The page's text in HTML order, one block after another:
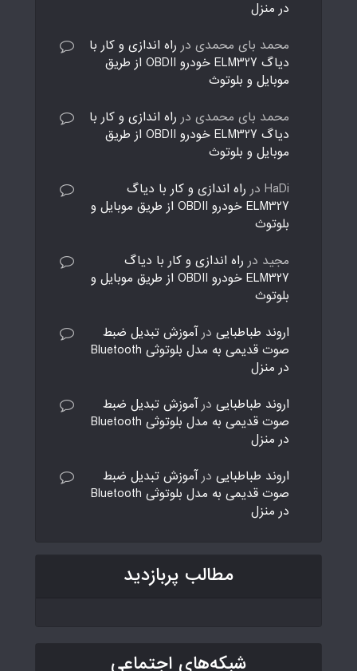
در منزل
محمد بای محمدی در راه اندازی و کار با
دیاگ ELM327 خودرو OBDII از طریق
موبایل و بلوتوث
محمد بای محمدی در راه اندازی و کار با
دیاگ ELM327 خودرو OBDII از طریق
موبایل و بلوتوث
HaDi در راه اندازی و کار با دیاگ
ELM327 خودرو OBDII از طریق موبایل و
بلوتوث
مجید در راه اندازی و کار با دیاگ
ELM327 خودرو OBDII از طریق موبایل و
بلوتوث
اروند طباطبایی در آموزش تبدیل ضبط
صوت قدیمی به مدل بلوتوثی Bluetooth
در منزل
اروند طباطبایی در آموزش تبدیل ضبط
صوت قدیمی به مدل بلوتوثی Bluetooth
در منزل
اروند طباطبایی در آموزش تبدیل ضبط
صوت قدیمی به مدل بلوتوثی Bluetooth
در منزل
مطالب پربازدید
شبکه‌های اجتماعی